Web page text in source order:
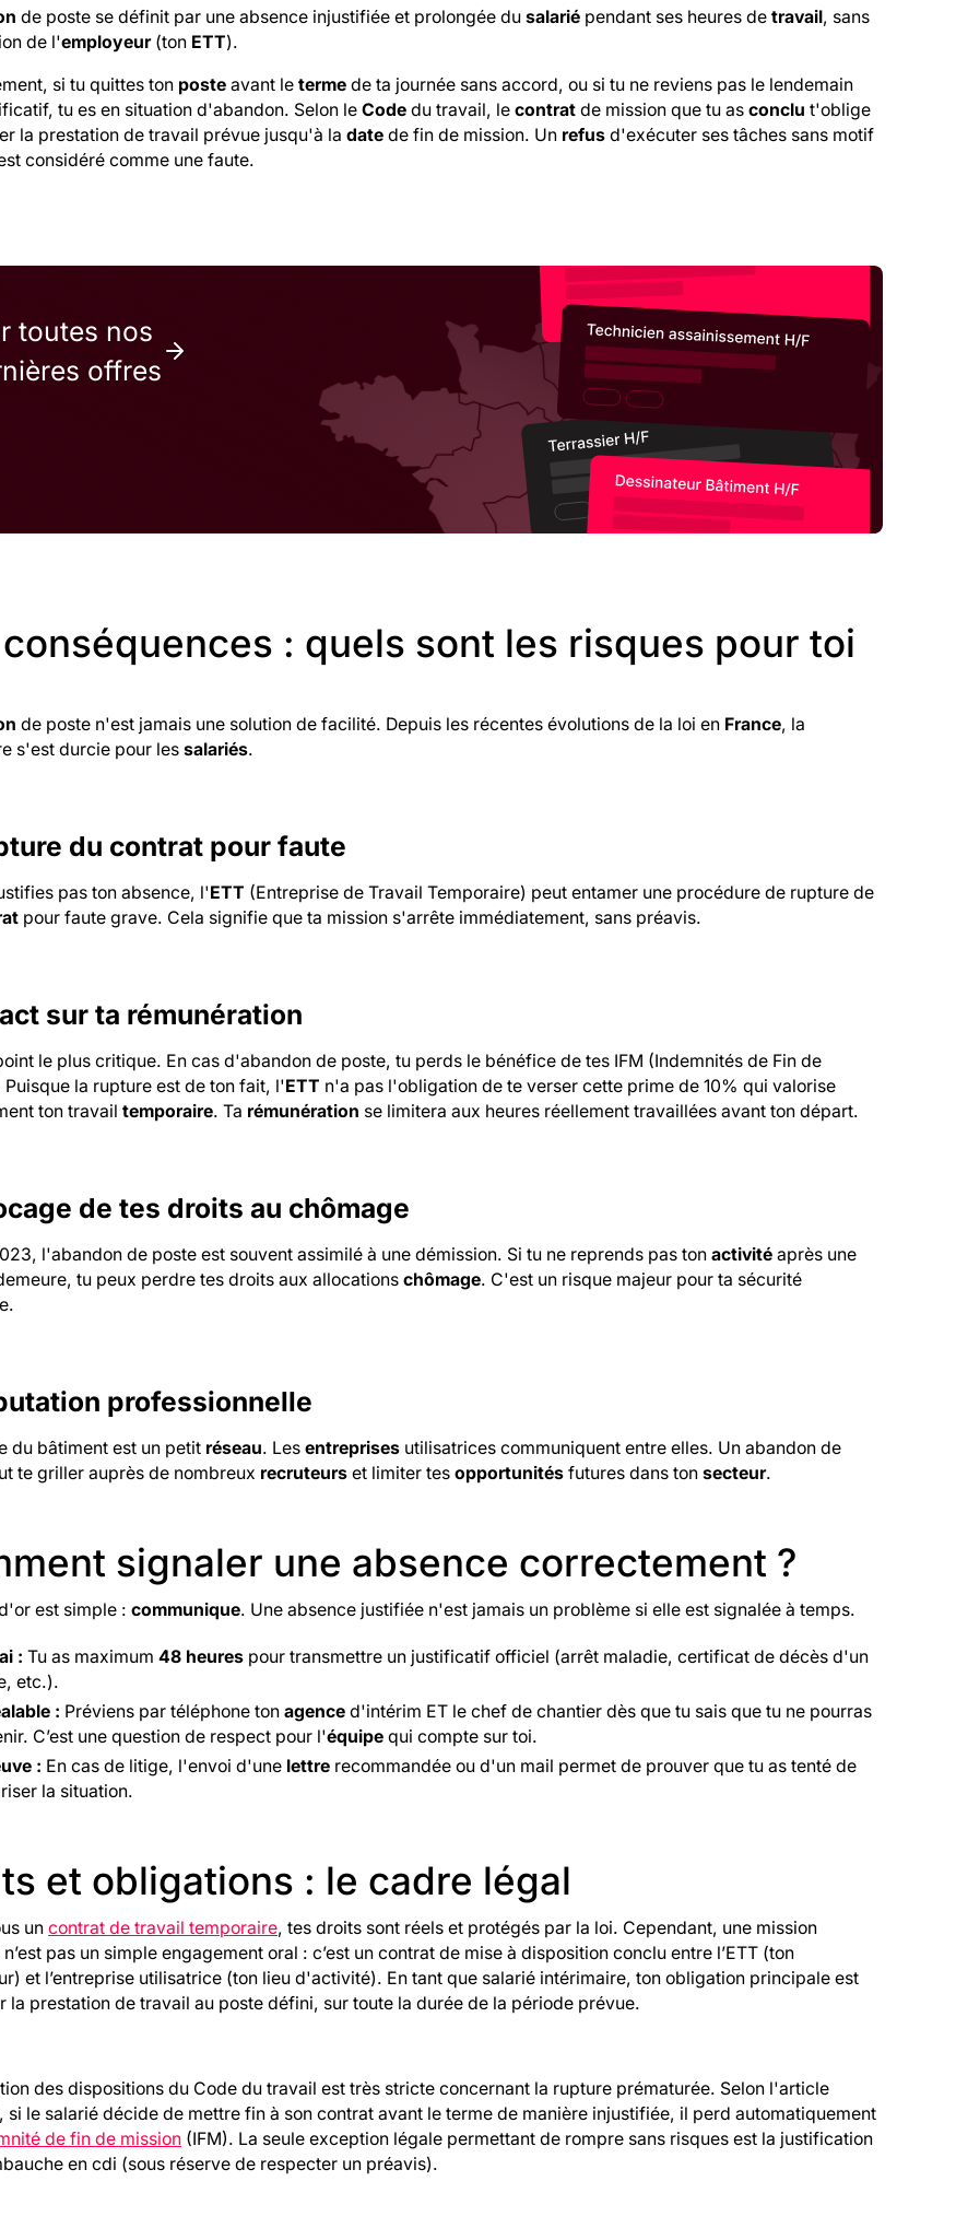
de poste se définit par une absence injustifiée et prolongée dusalarié pendant ses heures detravail, sans
de l'employeur(ton ETT).
si tu quittes ton poste avant leterme de ta journée sans accord, ou si tu ne reviens pas le lendemain
tu es en situation d'abandon. Selon leCode du travail, lecontrat de mission que tu asconclu t'oblige
la prestation de travail prévue jusqu'à ladate de fin de mission. Un refus d'exécuter ses tâches sans motif
considéré comme une faute.
toutes nos
offres
: quels sont les risques pour toi
de poste n'est jamais une solution de facilité. Depuis les récentes évolutions de la loi en France, la
s'est durcie pour lessalariés.
du contrat pour faute
pas ton absence, l'ETT (Entreprise de Travail Temporaire) peut entamer une procédure de rupture de
pour faute grave. Cela signifie que ta mission s'arrête immédiatement, sans préavis.
sur ta rémunération
le plus critique. En cas d'abandon de poste, tu perds le bénéfice de tes IFM (Indemnités de Fin de
Puisque la rupture est de ton fait, l'ETT n'a pas l'obligation de te verser cette prime de 10% qui valorise
ton travailtemporaire. Ta rémunération se limitera aux heures réellement travaillées avant ton départ.
de tes droits au chômage
l'abandon de poste est souvent assimilé à une démission. Si tu ne reprends pas tonactivité après une
tu peux perdre tes droits aux allocationschômage. C'est un risque majeur pour ta sécurité
professionnelle
du bâtiment est un petit réseau. Lesentreprises utilisatrices communiquent entre elles. Un abandon de
te griller auprès de nombreux recruteurs et limiter tesopportunités futures dans tonsecteur.
signaler une absence correctement ?
est simple :communique. Une absence justifiée n'est jamais un problème si elle est signalée à temps.
: Tu as maximum48 heures pour transmettre un justificatif officiel (arrêt maladie, certificat de décès d'un
etc.).
: Préviens par téléphone tonagence d'intérim ET le chef de chantier dès que tu sais que tu ne pourras
C’est une question de respect pour l'équipe qui compte sur toi.
: En cas de litige, l'envoi d'une lettre recommandée ou d'un mail permet de prouver que tu as tenté de
la situation.
et obligations : le cadre légal
uncontrat de travail temporaire, tes droits sont réels et protégés par la loi. Cependant, une mission
pas un simple engagement oral : c’est un contrat de mise à disposition conclu entre l’ETT (ton
et l’entreprise utilisatrice (ton lieu d'activité). En tant que salarié intérimaire, ton obligation principale est
la prestation de travail au poste défini, sur toute la durée de la période prévue.
des dispositions du Code du travail est très stricte concernant la rupture prématurée. Selon l'article
si le salarié décide de mettre fin à son contrat avant le terme de manière injustifiée, il perd automatiquement
de fin de mission (IFM). La seule exception légale permettant de rompre sans risques est la justification
en cdi (sous réserve de respecter un préavis).